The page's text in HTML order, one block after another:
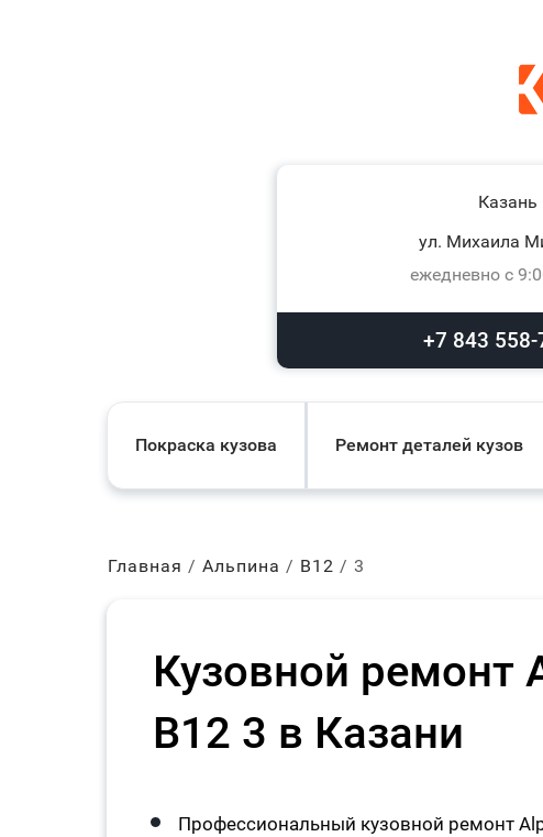
Казань
ул. Михаила
ежедневно с
+7 843 558-
Покраска кузова Ремонт деталей кузов
Главная Альпина В12 3
Кузовной ремонт
B12 3 в Казани
Профессиональный кузовной ремонт